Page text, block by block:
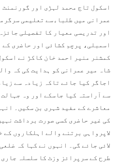
اسکول تاج محمد لہڑی اور گورنمنٹ
عمرانی میں طلباءسے تعلیمی
اور تدریسی معیار کا تفصیلی
اسمبلی، پرچم کشائی اور حاضری
کمشنر منیر احمد خان کاکڑ نے
شاہ میر عمرانی کو ہدایت کی کہ
اجاگر کیا جائے تاکہ زیادہ سے
سے آراستہ کیا جاسکے اور وہ جہالت
معاشرے کے مفید شہری بن سکیں۔
کی غیر حاضری کسی صورت برداشت
لاپرواہی برتنے والے اہلکاروں کے
لائی جائے گی۔ انہوں نے کہا کہ
طرح کے سرپرائز وزٹ کا سلسلہ